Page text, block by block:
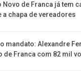
Novo de Franca já tem
a chapa de vereadores
mandato: Alexandre
de Franca com 82 mil